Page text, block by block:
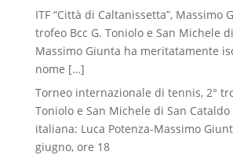
ITF “Città di Caltanissetta”, Massimo
trofeo Bcc G. Toniolo e San Michele
Massimo Giunta ha meritatamente
nome […]
Torneo internazionale di tennis, 2°
Toniolo e San Michele di San
italiana: Luca Potenza-Massimo
giugno, ore 18